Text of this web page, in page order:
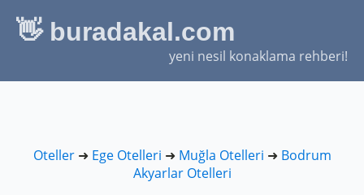
👋 buradakal.com
yeni nesil konaklama rehberi!
Oteller➜ Ege Otelleri ➜ Muğla Otelleri ➜ Bodrum
Akyarlar Otelleri